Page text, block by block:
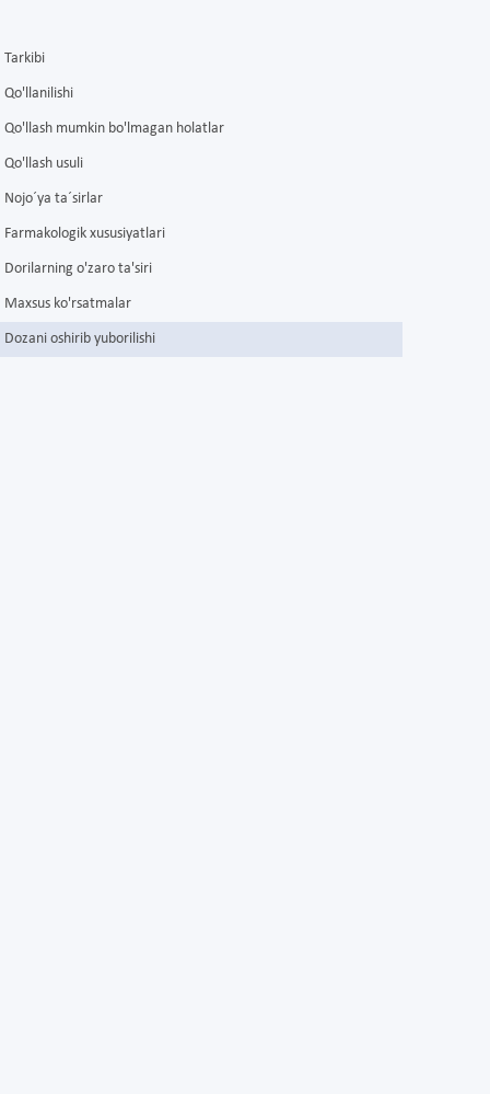
Tarkibi
Qo'llanilishi
Qo'llash mumkin bo'lmagan holatlar
Qo'llash usuli
Nojo´ya ta´sirlar
Farmakologik xususiyatlari
Dorilarning o'zaro ta'siri
Maxsus ko'rsatmalar
Dozani oshirib yuborilishi